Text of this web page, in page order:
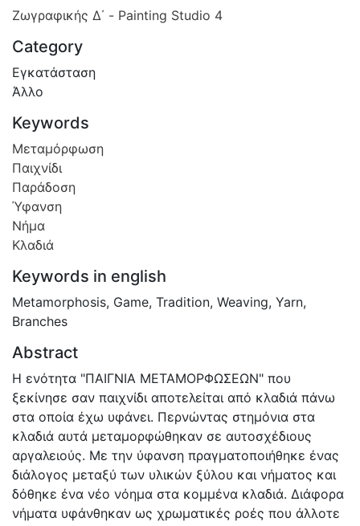
Ζωγραφικής Δ΄ - Painting Studio 4
Category
Εγκατάσταση
Άλλο
Keywords
Μεταμόρφωση
Παιχνίδι
Παράδοση
Ύφανση
Νήμα
Κλαδιά
Keywords in english
Metamorphosis, Game, Tradition, Weaving, Yarn,
Branches
Abstract
Η ενότητα "ΠΑΙΓΝΙΑ ΜΕΤΑΜΟΡΦΩΣΕΩΝ" που
ξεκίνησε σαν παιχνίδι αποτελείται από κλαδιά πάνω
στα οποία έχω υφάνει. Περνώντας στημόνια στα
κλαδιά αυτά μεταμορφώθηκαν σε αυτοσχέδιους
αργαλειούς. Με την ύφανση πραγματοποιήθηκε ένας
διάλογος μεταξύ των υλικών ξύλου και νήματος και
δόθηκε ένα νέο νόημα στα κομμένα κλαδιά. Διάφορα
νήματα υφάνθηκαν ως χρωματικές ροές που άλλοτε